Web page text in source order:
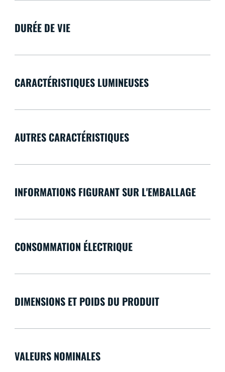
DURÉE DE VIE
CARACTÉRISTIQUES LUMINEUSES
AUTRES CARACTÉRISTIQUES
INFORMATIONS FIGURANT SUR L'EMBALLAGE
CONSOMMATION ÉLECTRIQUE
DIMENSIONS ET POIDS DU PRODUIT
VALEURS NOMINALES